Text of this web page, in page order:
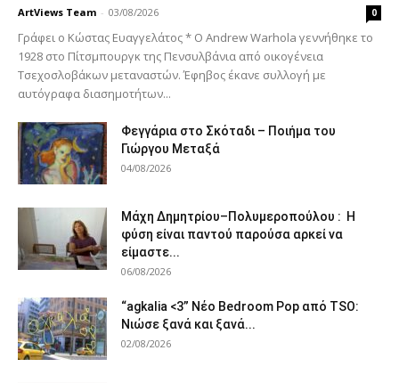
ArtViews Team - 03/08/2026 0
Γράφει ο Κώστας Ευαγγελάτος * Ο Andrew Warhola γεννήθηκε το
1928 στο Πίτσμπουργκ της Πενσυλβάνια από οικογένεια
Τσεχοσλοβάκων μεταναστών. Έφηβος έκανε συλλογή με
αυτόγραφα διασημοτήτων...
Φεγγάρια στο Σκόταδι – Ποιήμα του
Γιώργου Μεταξά
04/08/2026
Μάχη Δημητρίου–Πολυμεροπούλου : Η
φύση είναι παντού παρούσα αρκεί να
είμαστε...
06/08/2026
“agkalia <3” Νέο Bedroom Pop από TSO:
Νιώσε ξανά και ξανά...
02/08/2026